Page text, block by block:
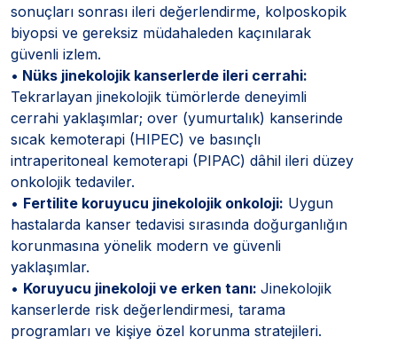
sonuçları sonrası ileri değerlendirme, kolposkopik
biyopsi ve gereksiz müdahaleden kaçınılarak
güvenli izlem.
• Nüks jinekolojik kanserlerde ileri cerrahi:
Tekrarlayan jinekolojik tümörlerde deneyimli
cerrahi yaklaşımlar; over (yumurtalık) kanserinde
sıcak kemoterapi (HIPEC) ve basınçlı
intraperitoneal kemoterapi (PIPAC) dâhil ileri düzey
onkolojik tedaviler.
• Fertilite koruyucu jinekolojik onkoloji: Uygun
hastalarda kanser tedavisi sırasında doğurganlığın
korunmasına yönelik modern ve güvenli
yaklaşımlar.
• Koruyucu jinekoloji ve erken tanı: Jinekolojik
kanserlerde risk değerlendirmesi, tarama
programları ve kişiye özel korunma stratejileri.